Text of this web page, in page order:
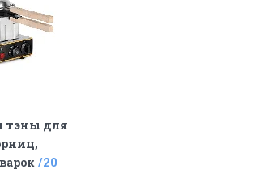
тэны для
20